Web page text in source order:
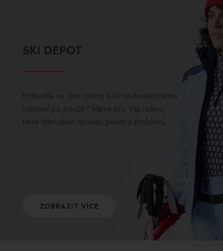
SKI DEPOT
Poškodila se Vám výstroj kvůli nedostatečnému
ošetření po použití? Máme pro Vás řešení,
které Vám ušetří spoustu peněz a problémů.
ZOBRAZIT VÍCE